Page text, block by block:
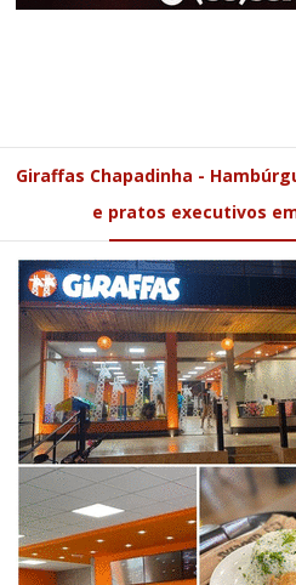
Giraffas Chapadinha -
e pratos executivos